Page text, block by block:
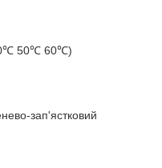
50℃ 60℃)
зап'ястковий